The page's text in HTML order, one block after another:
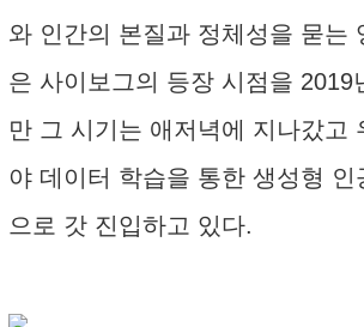
와 인간의 본질과 정체성을 묻는
은 사이보그의 등장 시점을 2019
만 그 시기는 애저녁에 지나갔고
야 데이터 학습을 통한 생성형
으로 갓 진입하고 있다.